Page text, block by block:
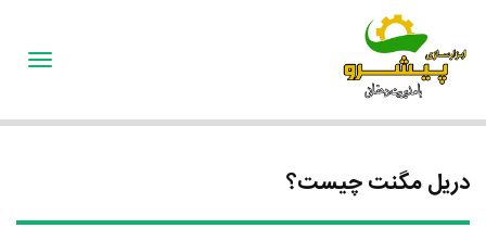
دریل مگنت چیست؟